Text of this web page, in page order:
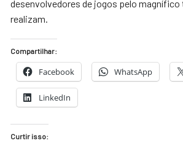
desenvolvedores de jogos pelo magnífico
realizam.
Compartilhar:
Facebook WhatsApp
LinkedIn
Curtir isso: